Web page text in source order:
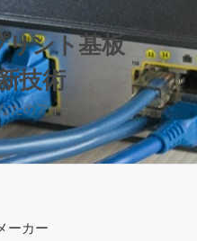
ント基板
技術
たのアイデアを形
検
索
切
り
替
ーカー